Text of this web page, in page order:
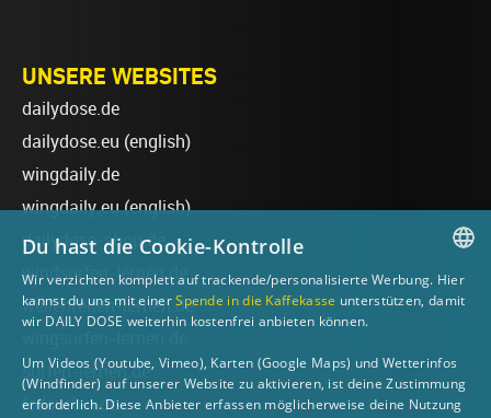
UNSERE WEBSITES
dailydose.de
dailydose.eu (english)
wingdaily.de
wingdaily.eu(english)
dailydose-shop.de
windsurfen-lernen.de
wellenreiten-lernen.de
surfen-lernen.de
foilsurfen.de
GERMAN
Du hast die Cookie-Kontrolle
Wir verzichten komplett auf trackende/personalisierte Werbung. Hier
kannst du uns mit einerSpende in die Kaffekasse unterstützen, damit
wir DAILY DOSE weiterhin kostenfrei anbieten können.
Um Videos (Youtube, Vimeo), Karten (Google Maps) und Wetterinfos
(Windfinder) auf unserer Website zu aktivieren, ist deine Zustimmung
erforderlich. Diese Anbieter erfassen möglicherweise deine Nutzung